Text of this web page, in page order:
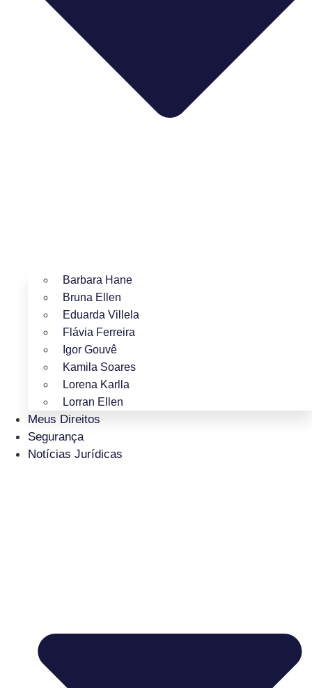
Barbara Hane
Bruna Ellen
Eduarda Villela
Flávia Ferreira
Igor Gouvê
Kamila Soares
Lorena Karlla
Lorran Ellen
Meus Direitos
Segurança
Notícias Jurídicas